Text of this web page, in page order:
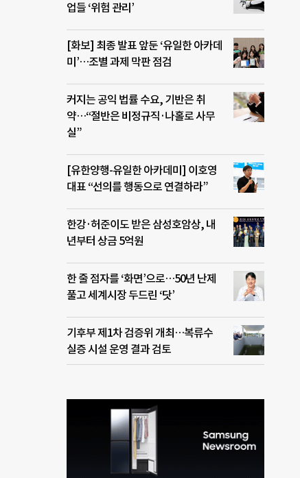
업들 ‘위험 관리’
[화보] 최종 발표 앞둔 ‘유일한 아카데
미’…조별 과제 막판 점검
커지는 공익 법률 수요, 기반은 취
약…“절반은 비정규직·나홀로 사무
실”
[유한양행-유일한 아카데미] 이호영
대표 “선의를 행동으로 연결하라”
한강·허준이도 받은 삼성호암상, 내
년부터 상금 5억원
한 줄 점자를 ‘화면’으로…50년 난제
풀고 세계시장 두드린 ‘닷’
기후부 제1차 검증위 개최…복류수
실증 시설 운영 결과 검토